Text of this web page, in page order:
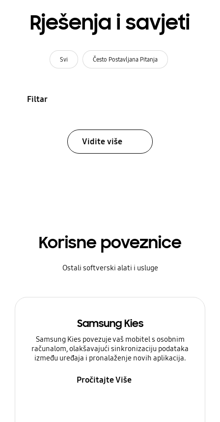
Rješenja i savjeti
Svi Često Postavljana Pitanja
Filtar
Vidite više
Korisne poveznice
Ostali softverski alati i usluge
Samsung Kies
Samsung Kies povezuje vaš mobitel s osobnim
računalom, olakšavajući sinkronizaciju podataka
između uređaja i pronalaženje novih aplikacija.
Pročitajte Više